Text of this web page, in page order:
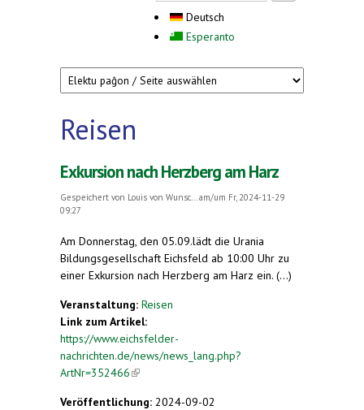
Deutsch
Esperanto
Reisen
Exkursion nach Herzberg am Harz
Gespeichert von Louis von Wunsc...
am/um Fr, 2024-11-29
09:27
Am Donnerstag, den 05.09.lädt die Urania
Bildungsgesellschaft Eichsfeld ab 10:00 Uhr zu
einer Exkursion nach Herzberg am Harz ein. (...)
Veranstaltung: Reisen
Link zum Artikel:
https://www.eichsfelder-
nachrichten.de/news/news_lang.php?
ArtNr=352466(link is external)
Veröffentlichung: 2024-09-02